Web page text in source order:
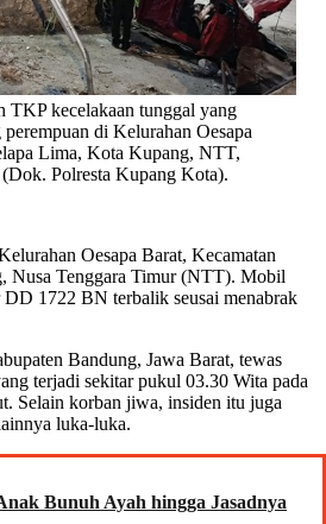
TKP kecelakaan tunggal yang
perempuan di Kelurahan Oesapa
Lima, Kota Kupang, NTT,
Polresta Kupang Kota).
Oesapa Barat, Kecamatan
Nusa Tenggara Timur (NTT). Mobil
1722 BN terbalik seusai menabrak
Bandung, Jawa Barat, tewas
terjadi sekitar pukul 03.30 Wita pada
Selain korban jiwa, insiden itu juga
luka-luka.
Bunuh Ayah hingga Jasadnya